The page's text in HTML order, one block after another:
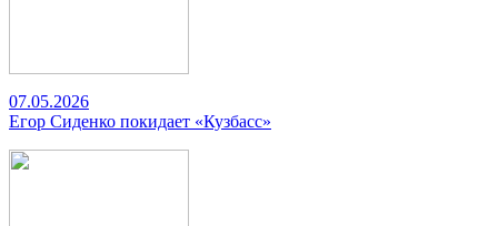
07.05.2026
Егор Сиденко покидает «Кузбасс»